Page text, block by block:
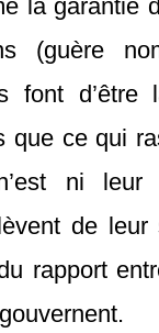
la garantie
(guère
font
que ce qui
ni
de
rapport